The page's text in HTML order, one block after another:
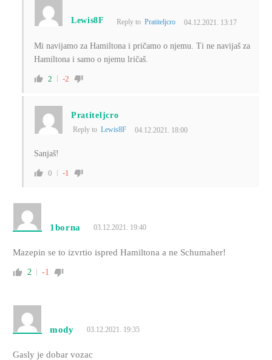
Lewis8F Reply to Pratiteljcro 04.12.2021. 13:17
Mi navijamo za Hamiltona i pričamo o njemu. Ti ne navijaš za
Hamiltona i samo o njemu lričaš.
2 -2
Pratiteljcro
Reply to Lewis8F 04.12.2021. 18:00
Sanjaš!
0 -1
1borna 03.12.2021. 19:40
Mazepin se to izvrtio ispred Hamiltona a ne Schumaher!
2 -1
mody 03.12.2021. 19:35
Gasly je dobar vozac